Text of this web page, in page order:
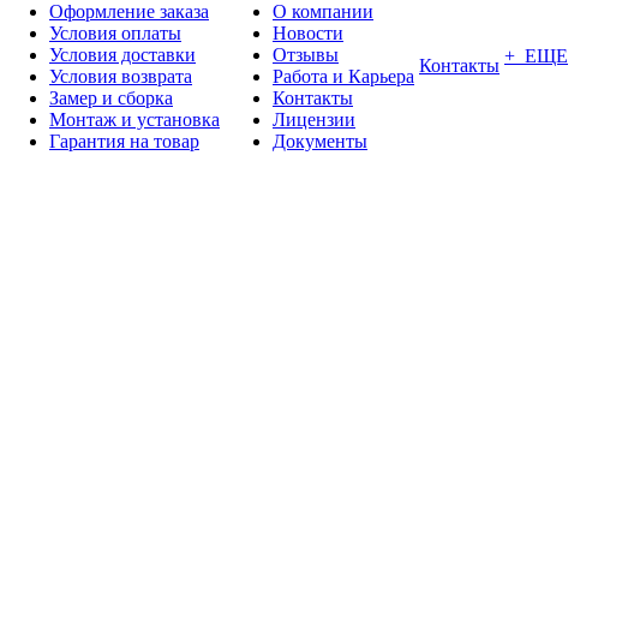
Оформление заказа
Условия оплаты
Условия доставки
Условия возврата
Замер и сборка
Монтаж и установка
Гарантия на товар
О компании
Новости
Отзывы
Работа и Карьера
Контакты
Лицензии
Документы
Контакты + ЕЩЕ